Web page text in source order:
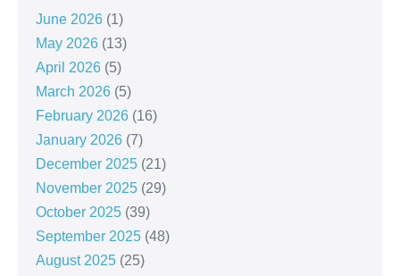
June 2026 (1)
May 2026 (13)
April 2026 (5)
March 2026 (5)
February 2026 (16)
January 2026 (7)
December 2025 (21)
November 2025 (29)
October 2025 (39)
September 2025 (48)
August 2025 (25)